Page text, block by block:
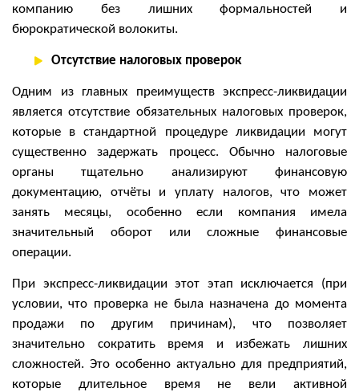
компанию без лишних формальностей и
бюрократической волокиты.
Отсутствие налоговых проверок
Одним из главных преимуществ экспресс-ликвидации
является отсутствие обязательных налоговых проверок,
которые в стандартной процедуре ликвидации могут
существенно задержать процесс. Обычно налоговые
органы тщательно анализируют финансовую
документацию, отчёты и уплату налогов, что может
занять месяцы, особенно если компания имела
значительный оборот или сложные финансовые
операции.
При экспресс-ликвидации этот этап исключается (при
условии, что проверка не была назначена до момента
продажи по другим причинам), что позволяет
значительно сократить время и избежать лишних
сложностей. Это особенно актуально для предприятий,
которые длительное время не вели активной